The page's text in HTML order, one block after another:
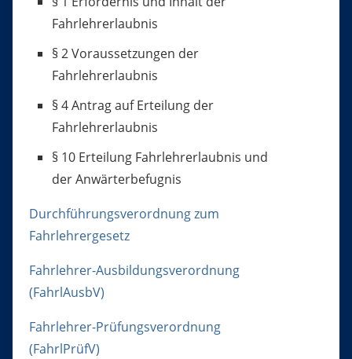
Fahrlehrerlaubnis
§ 2 Voraussetzungen der
Fahrlehrerlaubnis
§ 4 Antrag auf Erteilung der
Fahrlehrerlaubnis
§ 10 Erteilung Fahrlehrerlaubnis und
der Anwärterbefugnis
Durchführungsverordnung zum
Fahrlehrergesetz
Fahrlehrer-Ausbildungsverordnung
(FahrlAusbV)
Fahrlehrer-Prüfungsverordnung
(FahrlPrüfV)